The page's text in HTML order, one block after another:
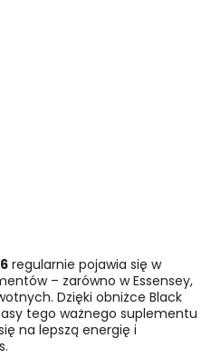
regularnie pojawia się w
– zarówno w Essensey,
Dzięki obniżce Black
tego ważnego suplementu
na lepszą energię i